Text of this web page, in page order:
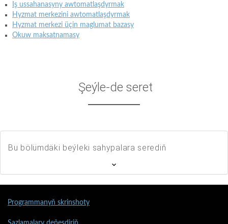
Iş ussahanasyny awtomatlaşdyrmak
Hyzmat merkezini awtomatlaşdyrmak
Hyzmat merkezi üçin maglumat bazasy
Okuw maksatnamasy
Şeýle-de seret
Bu bölümdäki beýleki sahypalara serediň
Programmanyň skrinshoty